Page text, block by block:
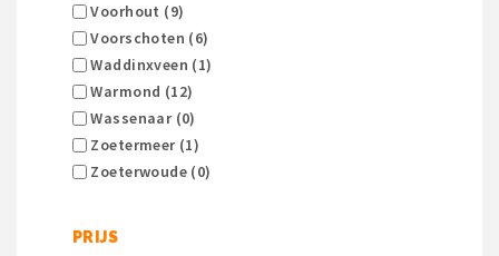
Voorhout (9)
Voorschoten (6)
Waddinxveen (1)
Warmond (12)
Wassenaar (0)
Zoetermeer (1)
Zoeterwoude (0)
PRIJS